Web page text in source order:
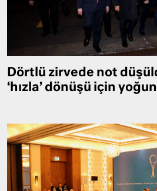
Dörtlü zirvede not
‘hızla’ dönüşü için